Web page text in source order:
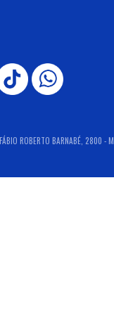
ROBERTO BARNABÉ, 2800 -